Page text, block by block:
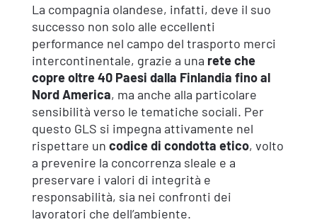
La compagnia olandese, infatti, deve il suo
successo non solo alle eccellenti
performance nel campo del trasporto merci
intercontinentale, grazie a una rete che
copre oltre 40 Paesi dalla Finlandia fino al
Nord America, ma anche alla particolare
sensibilità verso le tematiche sociali. Per
questo GLS si impegna attivamente nel
rispettare un codice di condotta etico, volto
a prevenire la concorrenza sleale e a
preservare i valori di integrità e
responsabilità, sia nei confronti dei
lavoratori che dell’ambiente.